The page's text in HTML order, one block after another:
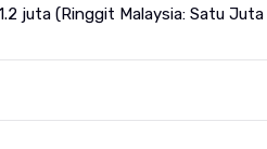
juta (Ringgit Malaysia: Satu